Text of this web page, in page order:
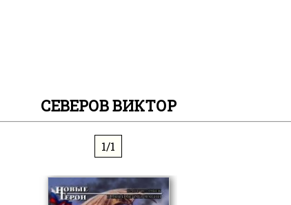
СЕВЕРОВ ВИКТОР
1/1